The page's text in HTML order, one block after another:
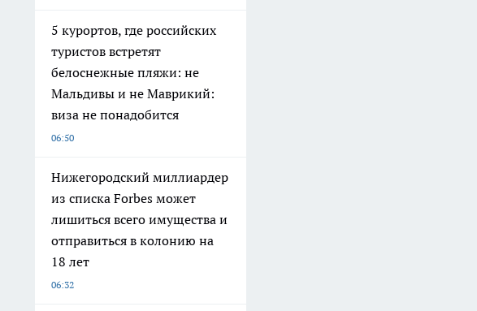
5 курортов, где российских
туристов встретят
белоснежные пляжи: не
Мальдивы и не Маврикий:
виза не понадобится
06:50
Нижегородский миллиардер
из списка Forbes может
лишиться всего имущества и
отправиться в колонию на
18 лет
06:32